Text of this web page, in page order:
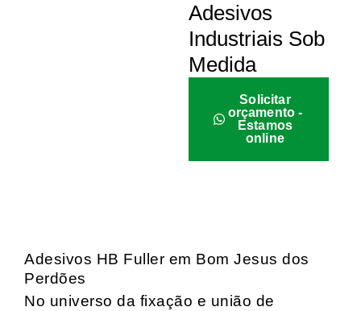
Adesivos
Industriais Sob
Medida
Solicitar
orçamento -
Estamos
online
Adesivos HB Fuller em Bom Jesus dos
Perdões
No universo da fixação e união de